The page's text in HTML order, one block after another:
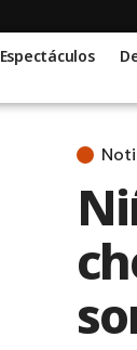
Espectáculos